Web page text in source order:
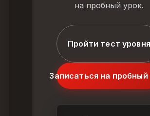
на пробный урок.
Пройти тест уровня
Записаться на пробный